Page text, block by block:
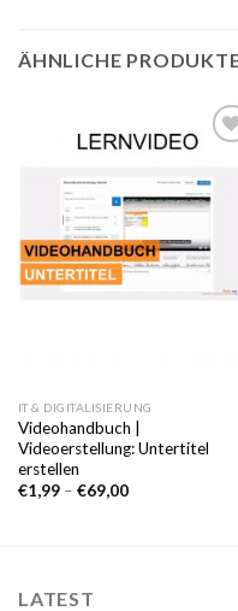
ÄHNLICHE
Wunschliste
IT & DIGITALISIERUNG
Videohandbuch |
Videoerstellung: Untertitel
erstellen
€1,99– €69,00
LATEST